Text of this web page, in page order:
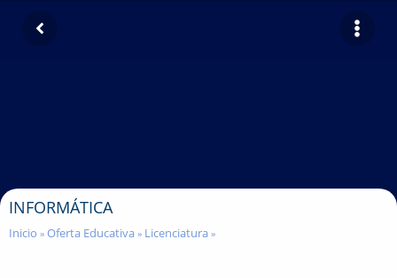
INFORMÁTICA
Inicio » Oferta Educativa » Licenciatura »